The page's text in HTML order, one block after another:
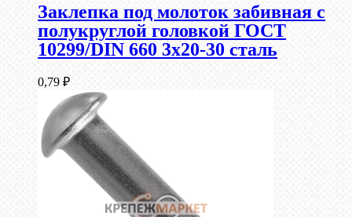
Заклепка под молоток забивная с
полукруглой головкой ГОСТ
10299/DIN 660 3х20-30 сталь
0,79 ₽